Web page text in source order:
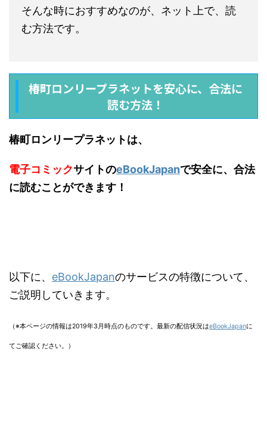
そんな時におすすめなのが、ネット上で、読
む方法です。
椿町ロンリープラネットを安心に、合法に
読む方法！
椿町ロンリープラネットは、
電子コミックサイトのeBookJapanで安全に、合法
に読むことができます！
以下に、 eBookJapanのサービスの特徴について、
ご説明していきます。
（※本ページの情報は2019年3月時点のものです。 最新の配信状況はeBookJapanに
てご確認ください。）